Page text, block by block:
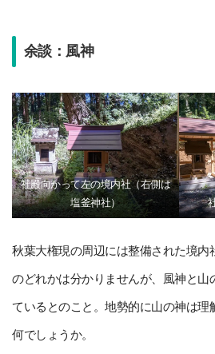
余談：風神
社殿向かって左の境内社（右側は
塩釜神社）
秋葉大権現の周辺には整備された境内
のどれかは分かりませんが、風神と山
ているとのこと。地勢的に山の神は理
何でしょうか。